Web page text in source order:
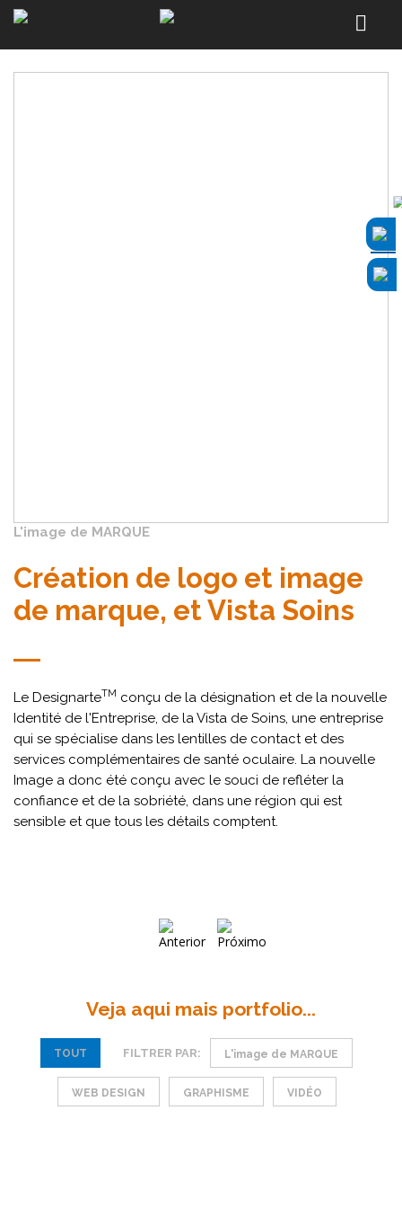
L'image de MARQUE
Création de logo et image
de marque, et Vista Soins
Le DesignarteTM conçu de la désignation et de la nouvelle
Identité de l'Entreprise, de la Vista de Soins, une entreprise
qui se spécialise dans les lentilles de contact et des
services complémentaires de santé oculaire. La nouvelle
Image a donc été conçu avec le souci de refléter la
confiance et de la sobriété, dans une région qui est
sensible et que tous les détails comptent.
Veja aqui mais portfolio...
TOUT FILTRER PAR: L'image de MARQUE
WEB DESIGN GRAPHISME VIDÉO